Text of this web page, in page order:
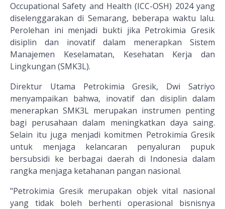
Occupational Safety and Health (ICC-OSH) 2024 yang
diselenggarakan di Semarang, beberapa waktu lalu.
Perolehan ini menjadi bukti jika Petrokimia Gresik
disiplin dan inovatif dalam menerapkan Sistem
Manajemen Keselamatan, Kesehatan Kerja dan
Lingkungan (SMK3L).
Direktur Utama Petrokimia Gresik, Dwi Satriyo
menyampaikan bahwa, inovatif dan disiplin dalam
menerapkan SMK3L merupakan instrumen penting
bagi perusahaan dalam meningkatkan daya saing.
Selain itu juga menjadi komitmen Petrokimia Gresik
untuk menjaga kelancaran penyaluran pupuk
bersubsidi ke berbagai daerah di Indonesia dalam
rangka menjaga ketahanan pangan nasional.
"Petrokimia Gresik merupakan objek vital nasional
yang tidak boleh berhenti operasional bisnisnya